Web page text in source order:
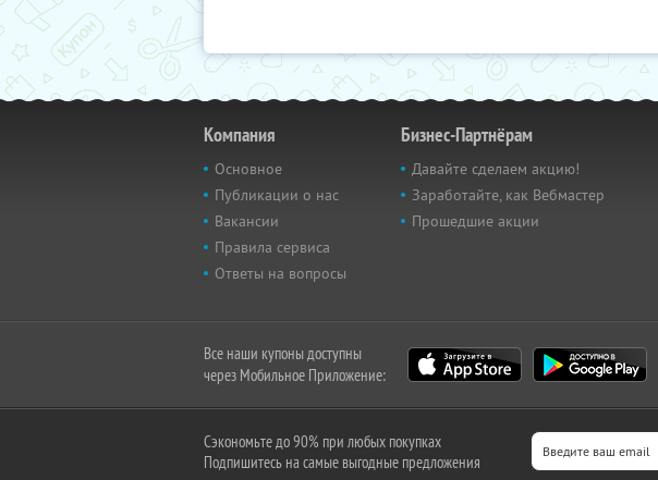
Компания
Основное
Публикации о нас
Вакансии
Правила сервиса
Ответы на вопросы
Бизнес-Партнёрам
Давайте сделаем акцию!
Заработайте, как Вебмастер
Прошедшие акции
Все наши купоны доступны
через Мобильное Приложение:
Сэкономьте до 90% при любых покупках
Подпишитесь на самые выгодные предложения